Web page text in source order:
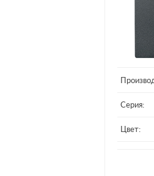
Серия:
Цвет: